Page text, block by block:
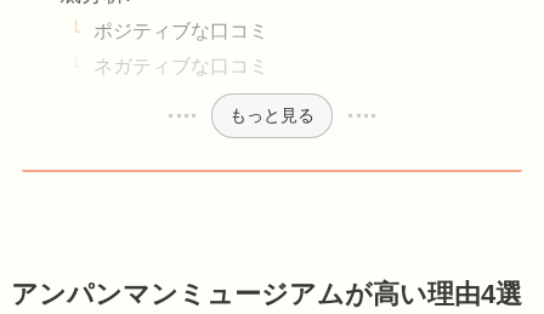
ポジティブな口コミ
ネガティブな口コミ
もっと見る
アンパンマンミュージアムが高い理由4選